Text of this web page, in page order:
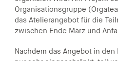
Organisationsgruppe
das Atelierangebot für die
zwischen Ende März und
Nachdem das Angebot in